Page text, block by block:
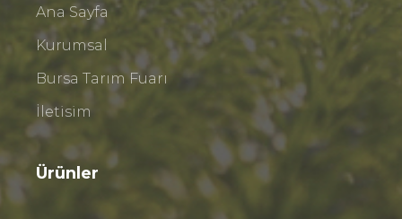
Ana Sayfa
Kurumsal
Bursa Tarım Fuarı
İletisim
Ürünler